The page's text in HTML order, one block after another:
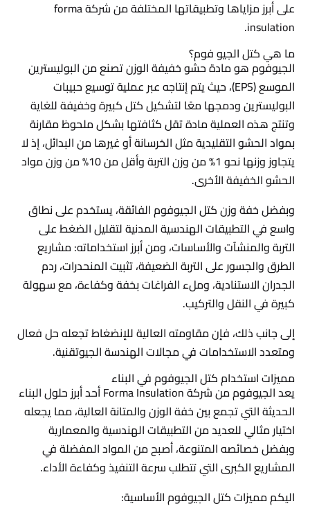
على أبرز مزاياها وتطبيقاتها المختلفة من شركة forma
insulation.
ما هي كتل الجيو فوم؟
الجيوفوم هو مادة حشو خفيفة الوزن تصنع من البوليسترين
الموسع (EPS)، حيث يتم إنتاجه عبر عملية توسيع حبيبات
البوليسترين ودمجها معًا لتشكيل كتل كبيرة وخفيفة للغاية
وتنتج هذه العملية مادة تقل كثافتها بشكل ملحوظ مقارنة
بمواد الحشو التقليدية مثل الخرسانة أو غيرها من البدائل، إذ لا
يتجاوز وزنها نحو 1% من وزن التربة وأقل من 10% من وزن مواد
الحشو الخفيفة الأخرى.
وبفضل خفة وزن كتل الجيوفوم الفائقة، يستخدم على نطاق
واسع في التطبيقات الهندسية المدنية لتقليل الضغط على
التربة والمنشآت والأساسات، ومن أبرز استخداماته: مشاريع
الطرق والجسور على التربة الضعيفة، تثبيت المنحدرات، ردم
الجدران الاستنادية، وملء الفراغات بخفة وكفاءة، مع سهولة
كبيرة في النقل والتركيب.
إلى جانب ذلك، فإن مقاومته العالية للإنضغاط تجعله حل فعال
ومتعدد الاستخدامات في مجالات الهندسة الجيوتقنية.
مميزات استخدام كتل الجيوفوم في البناء
يعد الجيوفوم من شركة Forma Insulation أحد أبرز حلول البناء
الحديثة التي تجمع بين خفة الوزن والمتانة العالية، مما يجعله
اختيار مثالي للعديد من التطبيقات الهندسية والمعمارية
وبفضل خصائصه المتنوعة، أصبح من المواد المفضلة في
المشاريع الكبرى التي تتطلب سرعة التنفيذ وكفاءة الأداء.
اليكم مميزات كتل الجيوفوم الأساسية: